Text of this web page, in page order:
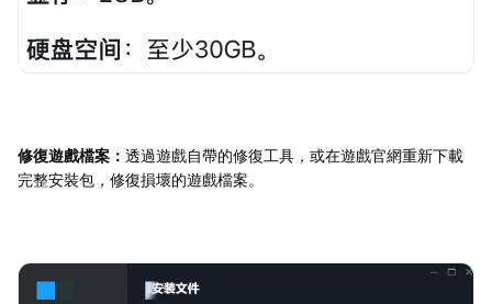
修復遊戲檔案： 透過遊戲自帶的修復工具，或在遊戲官網重新下載
完整安裝包，修復損壞的遊戲檔案。